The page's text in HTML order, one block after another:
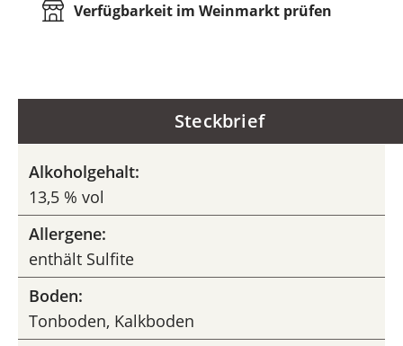
Verfügbarkeit im Weinmarkt prüfen
Steckbrief
Alkoholgehalt:
13,5 % vol
Allergene:
enthält Sulfite
Boden:
Tonboden, Kalkboden